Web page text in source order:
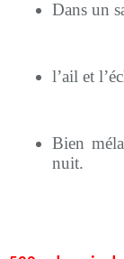
Dans un
l’ail et
Bien
nuit.